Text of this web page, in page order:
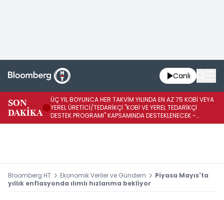
Canlı
SON
DAKİKA
ÜÇ YIL BOYUNCA HER TAKVİM YILINDA EN AZ 75 KOBİ VEYA
YEREL ÜRETİCİ/TEDARİKÇİ "KOBİ VE YEREL TEDARİKÇİ
DESTEK PROGRAMI" KAPSAMINDA DESTEKLENECEK -
REKABET KURUMU
Bloomberg HT Ekonomik Veriler ve Gündem
Piyasa Mayıs'ta
yıllık enflasyonda ılımlı hızlanma bekliyor